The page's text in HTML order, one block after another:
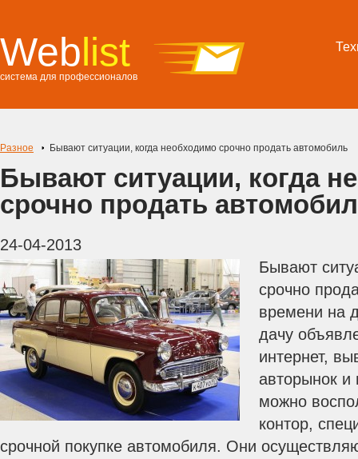
Weblist
система для профессионалов
Разное Бывают ситуации, когда необходимо срочно продать автомобиль
Бывают ситуации, когда
срочно продать
24-04-2013
Бывают
срочно
времени на
дачу
интернет,
авторынок и
можно
контор,
срочной покупке автомобиля. Они